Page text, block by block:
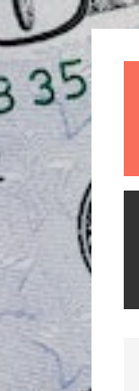
Zur
Hauptnavigation
springen
Zum
Inhalt
springen
Zur
Seitenspalte
springen